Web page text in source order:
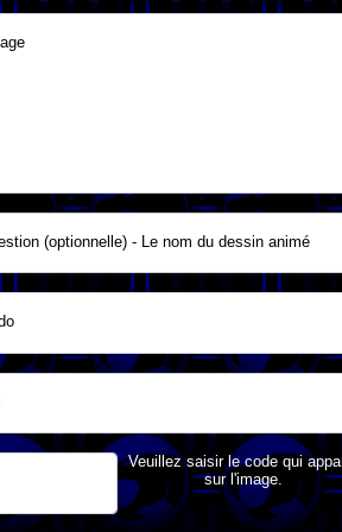
(optionnelle) - Le nom du dessin animé
Veuillez saisir le code qui
sur l'image.